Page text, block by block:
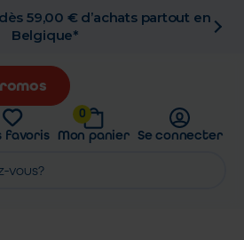
pharmacie gratuit
favoris
0
Mon panier Se connecter